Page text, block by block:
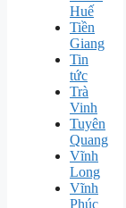
Huế
Tiền
Giang
Tin
tức
Trà
Vinh
Tuyên
Quang
Vĩnh
Long
Vĩnh
Phúc